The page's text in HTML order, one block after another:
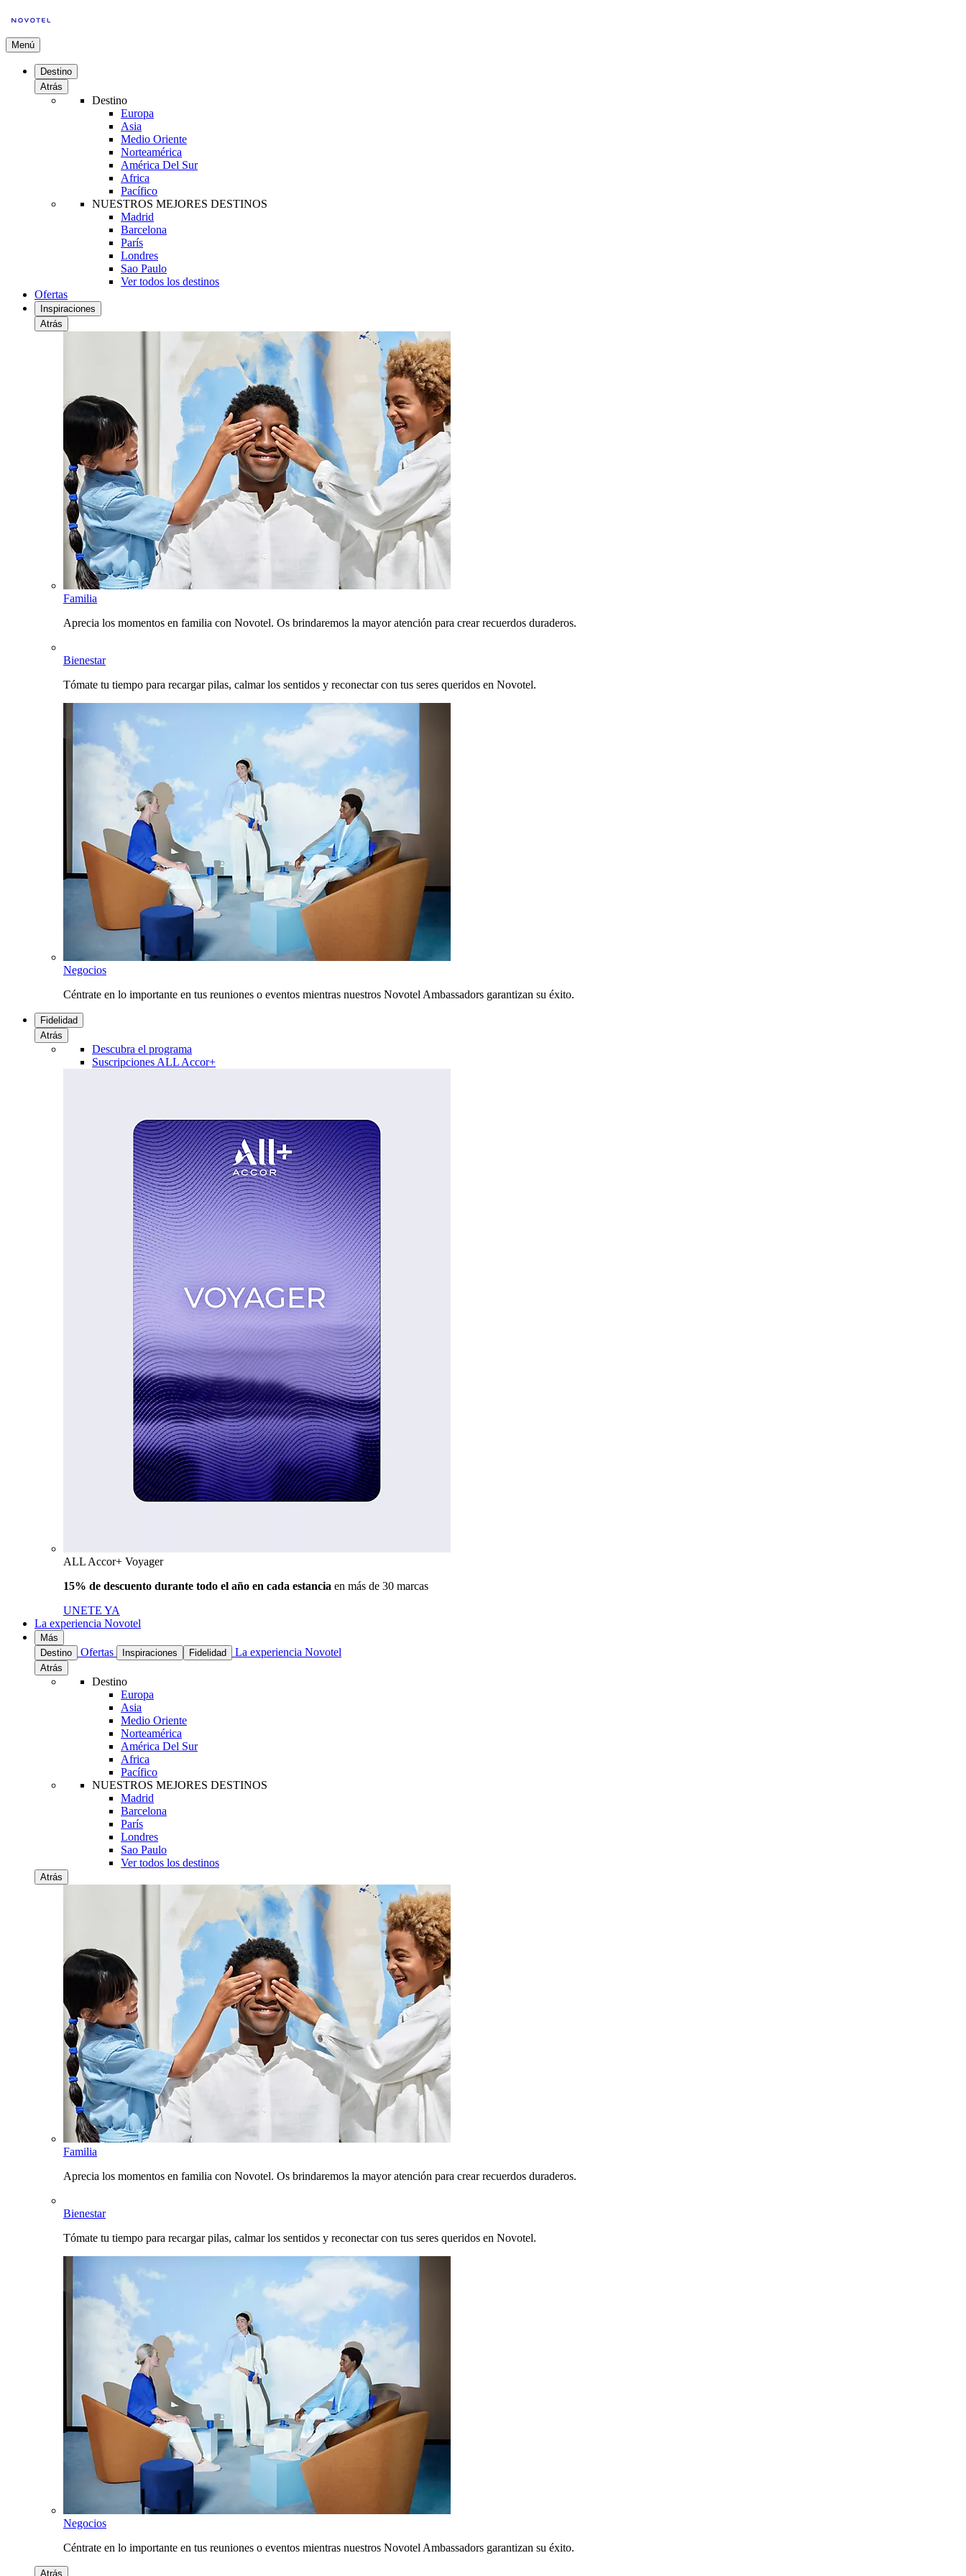
Menú
Destino
Atrás
Destino
Europa
Asia
Medio Oriente
Norteamérica
América Del Sur
Africa
Pacífico
NUESTROS MEJORES DESTINOS
Madrid
Barcelona
París
Londres
Sao Paulo
Ver todos los destinos
Ofertas
Inspiraciones
Atrás
Familia
Aprecia los momentos en familia con Novotel. Os brindaremos la mayor atención para crear recuerdos duraderos.
Bienestar
Tómate tu tiempo para recargar pilas, calmar los sentidos y reconectar con tus seres queridos en Novotel.
Negocios
Céntrate en lo importante en tus reuniones o eventos mientras nuestros Novotel Ambassadors garantizan su éxito.
Fidelidad
Atrás
Descubra el programa
Suscripciones ALL Accor+
ALL Accor+ Voyager
15% de descuento durante todo el año en cada estancia en más de 30 marcas
UNETE YA
La experiencia Novotel
Más
Destino
Ofertas Inspiraciones Fidelidad La experiencia Novotel
Atrás
Destino
Europa
Asia
Medio Oriente
Norteamérica
América Del Sur
Africa
Pacífico
NUESTROS MEJORES DESTINOS
Madrid
Barcelona
París
Londres
Sao Paulo
Ver todos los destinos
Atrás
Familia
Aprecia los momentos en familia con Novotel. Os brindaremos la mayor atención para crear recuerdos duraderos.
Bienestar
Tómate tu tiempo para recargar pilas, calmar los sentidos y reconectar con tus seres queridos en Novotel.
Negocios
Céntrate en lo importante en tus reuniones o eventos mientras nuestros Novotel Ambassadors garantizan su éxito.
Atrás